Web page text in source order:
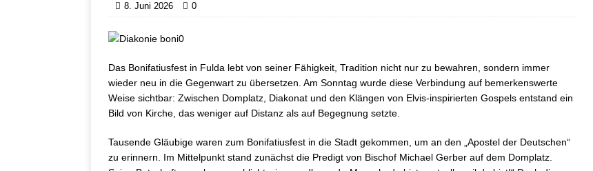
8. Juni 2026 0
Das Bonifatiusfest in Fulda lebt von seiner Fähigkeit, Tradition nicht nur zu bewahren, sondern immer
wieder neu in die Gegenwart zu übersetzen. Am Sonntag wurde diese Verbindung auf bemerkenswerte
Weise sichtbar: Zwischen Domplatz, Diakonat und den Klängen von Elvis-inspirierten Gospels entstand ein
Bild von Kirche, das weniger auf Distanz als auf Begegnung setzte.
Tausende Gläubige waren zum Bonifatiusfest in die Stadt gekommen, um an den „Apostel der Deutschen“
zu erinnern. Im Mittelpunkt stand zunächst die Predigt von Bischof Michael Gerber auf dem Domplatz.